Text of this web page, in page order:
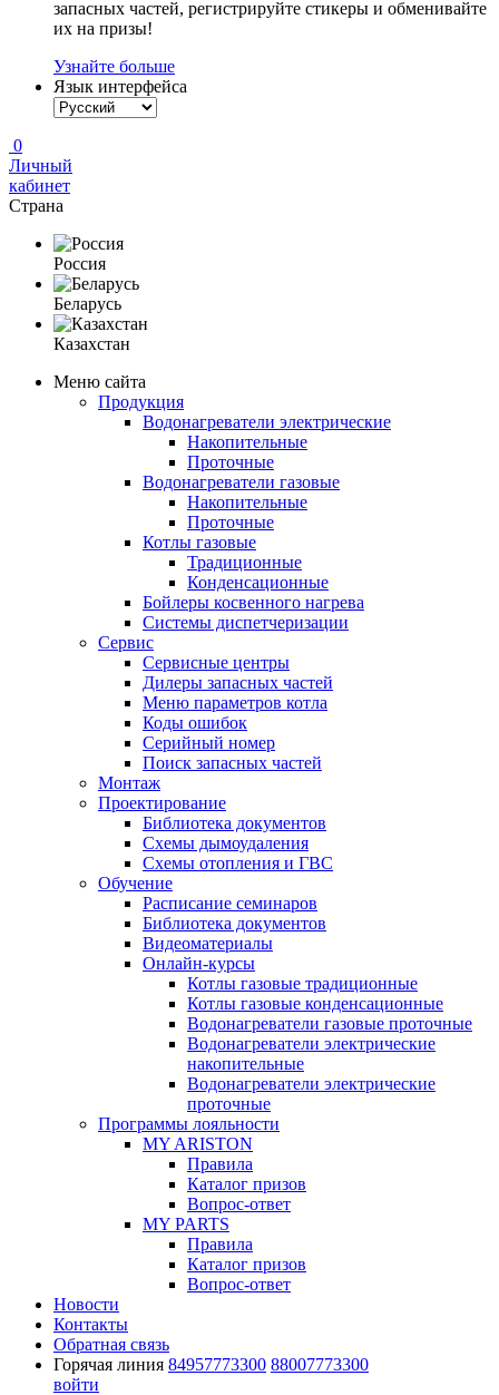
запасных частей, регистрируйте стикеры и обменивайте
их на призы!
Узнайте больше
Язык интерфейса
0
Личный
кабинет
Страна
Россия
Беларусь
Казахстан
Меню сайта
Продукция
Водонагреватели электрические
Накопительные
Проточные
Водонагреватели газовые
Накопительные
Проточные
Котлы газовые
Традиционные
Конденсационные
Бойлеры косвенного нагрева
Системы диспетчеризации
Сервис
Сервисные центры
Дилеры запасных частей
Меню параметров котла
Коды ошибок
Серийный номер
Поиск запасных частей
Монтаж
Проектирование
Библиотека документов
Схемы дымоудаления
Схемы отопления и ГВС
Обучение
Расписание семинаров
Библиотека документов
Видеоматериалы
Онлайн-курсы
Котлы газовые традиционные
Котлы газовые конденсационные
Водонагреватели газовые проточные
Водонагреватели электрические
накопительные
Водонагреватели электрические
проточные
Программы лояльности
MY ARISTON
Правила
Каталог призов
Вопрос-ответ
MY PARTS
Правила
Каталог призов
Вопрос-ответ
Новости
Контакты
Обратная связь
Горячая линия 84957773300 88007773300
войти